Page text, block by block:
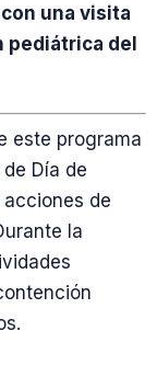
una visita
pediátrica del
este programa
Día de
acciones de
la